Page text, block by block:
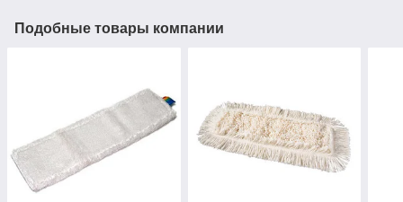
Подобные товары компании